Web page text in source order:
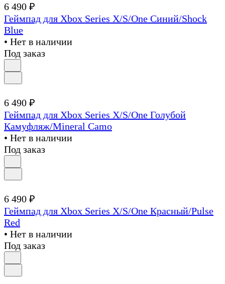
6 490 ₽
Геймпад для Xbox Series X/S/One Синий/Shock
Blue
• Нет в наличии
Под заказ
6 490 ₽
Геймпад для Xbox Series X/S/One Голубой
Камуфляж/Mineral Camo
• Нет в наличии
Под заказ
6 490 ₽
Геймпад для Xbox Series X/S/One Красный/Pulse
Red
• Нет в наличии
Под заказ